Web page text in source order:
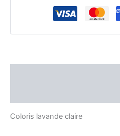
mois
Coloris lavande claire